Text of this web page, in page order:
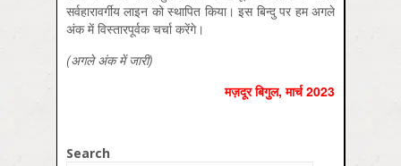
सर्वहारावर्गीय लाइन को स्थापित किया। इस बिन्दु पर हम अगले
अंक में विस्तारपूर्वक चर्चा करेंगे।
(अगले अंक में जारी)
मज़दूर बिगुल, मार्च 2023
Search